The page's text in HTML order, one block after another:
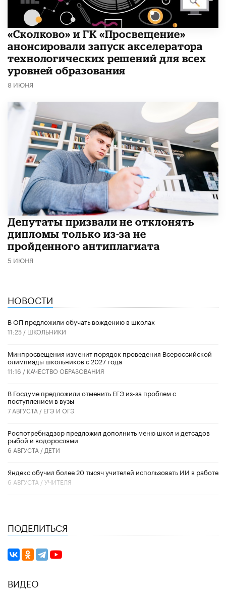
«Сколково» и ГК «Просвещение»
анонсировали запуск акселератора
технологических решений для всех
уровней образования
8 ИЮНЯ
Депутаты призвали не отклонять
дипломы только из-за не
пройденного антиплагиата
5 ИЮНЯ
НОВОСТИ
В ОП предложили обучать вождению в школах
11:25 / ШКОЛЬНИКИ
Минпросвещения изменит порядок проведения Всероссийской
олимпиады школьников с 2027 года
11:16 / КАЧЕСТВО ОБРАЗОВАНИЯ
В Госдуме предложили отменить ЕГЭ из-за проблем с
поступлением в вузы
7 АВГУСТА / ЕГЭ И ОГЭ
Роспотребнадзор предложил дополнить меню школ и детсадов
рыбой и водорослями
6 АВГУСТА / ДЕТИ
​Яндекс обучил более 20 тысяч учителей использовать ИИ в работе
6 АВГУСТА /УЧИТЕЛЯ
ПОДЕЛИТЬСЯ
ВИДЕО